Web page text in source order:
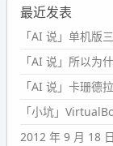
最近发表
「AI 说」单机版
「AI 说」所以为
「AI 说」卡珊德
「小坑」
2012 年 9 月 18